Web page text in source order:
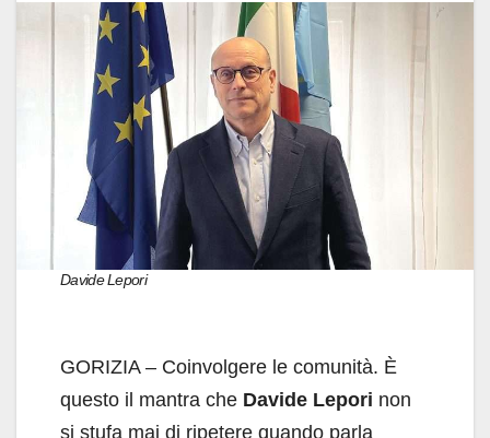
k
at
s
A
p
p
e
dI
n
ail n
di
vi
di
Davide Lepori
GORIZIA – Coinvolgere le comunità. È
questo il mantra che Davide Lepori non
si stufa mai di ripetere quando parla